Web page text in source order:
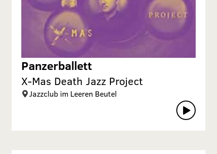
Panzerballett
X-Mas Death Jazz Project
Jazzclub im Leeren Beutel